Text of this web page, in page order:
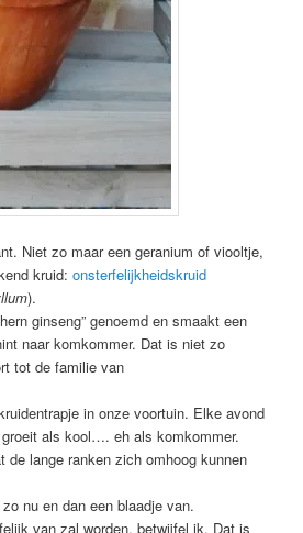
Niet zo maar een geranium of viooltje,
kruid:onsterfelijkheidskruid
).
ginseng” genoemd en smaakt een
naar komkommer. Dat is niet zo
tot de familie van
in onze voortuin. Elke avond
als kool…. eh als komkommer.
de lange ranken zich omhoog kunnen
nu en dan een blaadje van.
van zal worden, betwijfel ik. Dat is